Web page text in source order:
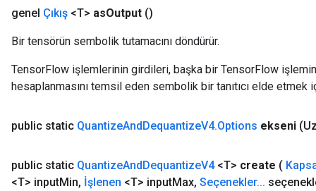
genel Çıkış <T> asOutput ()
Bir tensörün sembolik tutamacını döndürür.
TensorFlow işlemlerinin girdileri, başka bir TensorFlow
hesaplanmasını temsil eden sembolik bir tanıtıcı elde etmek
public static QuantizeAndDequantizeV4.Options ekseni
public static QuantizeAndDequantizeV4<T> create (
<T> inputMin, İşlenen <T> inputMax, Seçenekler...